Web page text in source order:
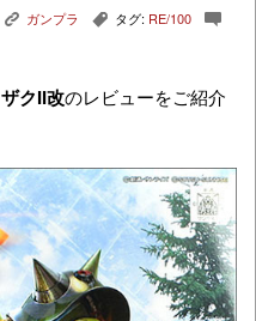
K ガンプラ , タグ: RE/100 c
ザクII改のレビューをご紹介